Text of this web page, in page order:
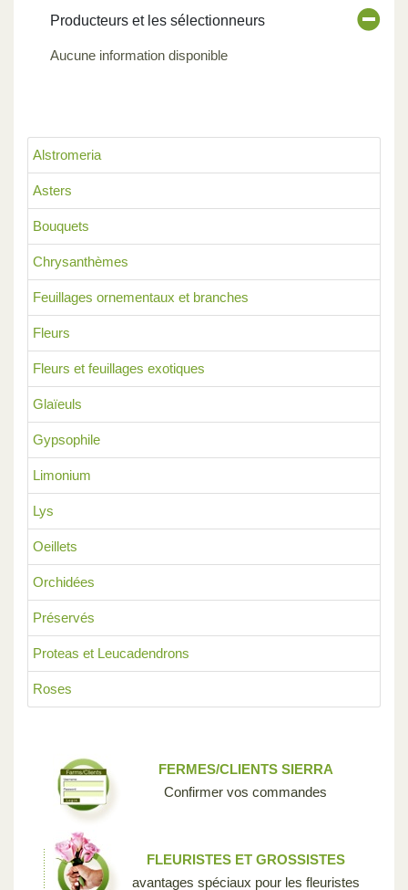
Alstromeria
Asters
Bouquets
Chrysanthèmes
Feuillages ornementaux et branches
Fleurs
Fleurs et feuillages exotiques
Glaïeuls
Gypsophile
Limonium
Lys
Oeillets
Orchidées
Préservés
Proteas et Leucadendrons
Roses
Producteurs et les sélectionneurs
Aucune information disponible
FERMES/CLIENTS SIERRA
Confirmer vos commandes
FLEURISTES ET GROSSISTES
avantages spéciaux pour les fleuristes